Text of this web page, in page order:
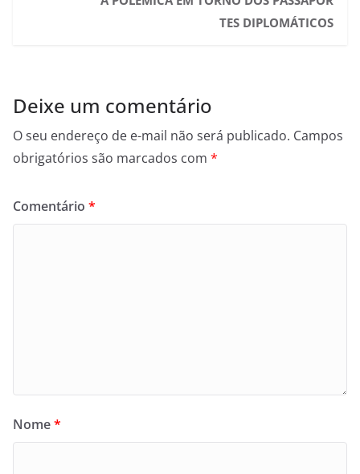
TES DIPLOMÁTICOS
Deixe um comentário
O seu endereço de e-mail não será publicado. Campos
obrigatórios são marcados com *
Comentário *
Nome*